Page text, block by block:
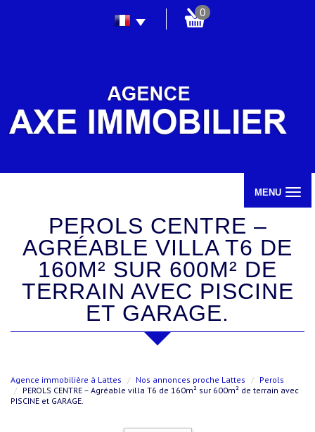
0
MENU
PEROLS CENTRE –
AGRÉABLE VILLA T6 DE
160M² SUR 600M² DE
TERRAIN AVEC PISCINE
ET GARAGE.
Agence immobilière à Lattes Nos annonces proche Lattes
Perols
PEROLS CENTRE – Agréable villa T6 de 160m² sur 600m² de terrain avec
PISCINE et GARAGE.